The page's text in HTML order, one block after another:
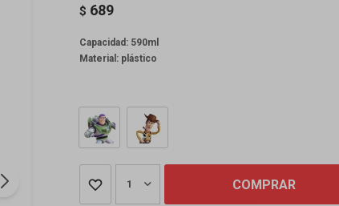
$ 689
Capacidad: 590ml
Material: plástico
1 COMPRAR